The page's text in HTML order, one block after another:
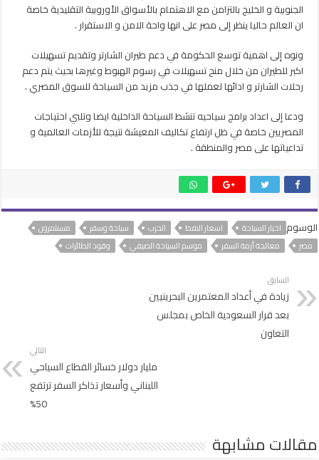
الجنوبية و الخليج بالتزامن مع الاهتمام بالأسواق الأوروبية التقليدية خاصة
ان العالم حاليا ينظر إلى مصر على انها واحة الامن و الاستقرار .
ونوه إلى اهمية توسع الحكومة في دعم طيران الشارتر وتقديم تسهيلات
اكبر للطيران من خلال منح تسهيلات في رسوم الهبوط وغيرها بحيث يتم دعم
رحلات الشارتر و ادائها لعملها في جذب مزيد من السياحة للسوق المصري .
ودعا إلى اعداد برامج سياحيه تنشط السياحة الداخلية ايضا وتلبي احتياجات
المصريين خاصة في ظل ارتفاع تكاليف المعيشة نتيجة للأزمات العالمية و
تداعياتها على مصر والمنطقة .
الوسوم اخبار السياحة اسعار النفط الحرب سياحة وسفر
مستثمرون
مصر
معالجة أزمة السفر موسم السياحة الصيفي وقود الطائرات
السابق
زيادة في أعداد المعتمرين البحرينيين
بعد قرار السعودية الخاص بمجلس
التعاون
التالي
مليار دولار خسائر القطاع السياحي
اللبناني وأسعار تذاكر السفر ترتفع
50%
مقالات مشابهة